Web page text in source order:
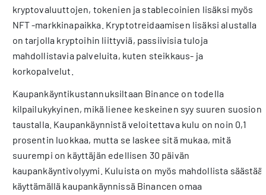
kryptovaluuttojen, tokenien ja stablecoinien lisäksi myös
NFT -markkinapaikka. Kryptotreidaamisen lisäksi alustalla
on tarjolla kryptoihin liittyviä, passiivisia tuloja
mahdollistavia palveluita, kuten steikkaus- ja
korkopalvelut.
Kaupankäyntikustannuksiltaan Binance on todella
kilpailukykyinen, mikä lienee keskeinen syy suuren suosion
taustalla. Kaupankäynnistä veloitettava kulu on noin 0,1
prosentin luokkaa, mutta se laskee sitä mukaa, mitä
suurempi on käyttäjän edellisen 30 päivän
kaupankäyntivolyymi. Kuluista on myös mahdollista säästää
käyttämällä kaupankäynnissä Binancen omaa